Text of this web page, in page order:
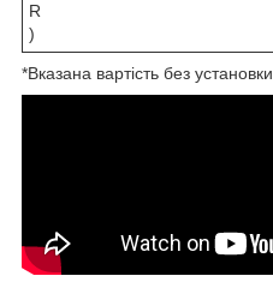
R
)
*Вказана вартість без установки